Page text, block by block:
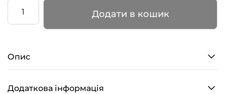
Наколінники
–
Какао
кількість
Додати в кошик
Опис
Додаткова інформація